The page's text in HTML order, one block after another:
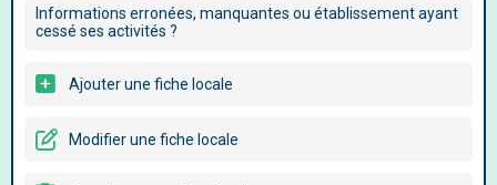
Informations erronées, manquantes ou établissement ayant
cessé ses activités ?
Ajouter une fiche locale
Modifier une fiche locale